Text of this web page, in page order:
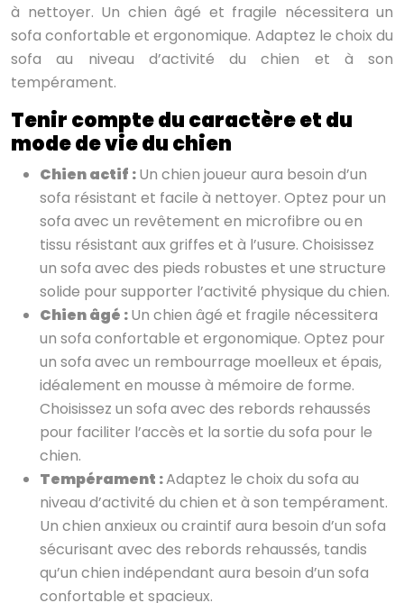
à nettoyer. Un chien âgé et fragile nécessitera un
sofa confortable et ergonomique. Adaptez le choix du
sofa au niveau d’activité du chien et à son
tempérament.
Tenir compte du caractère et du
mode de vie du chien
Chien actif :Un chien joueur aura besoin d’un
sofa résistant et facile à nettoyer. Optez pour un
sofa avec un revêtement en microfibre ou en
tissu résistant aux griffes et à l’usure. Choisissez
un sofa avec des pieds robustes et une structure
solide pour supporter l’activité physique du chien.
Chien âgé :Un chien âgé et fragile nécessitera
un sofa confortable et ergonomique. Optez pour
un sofa avec un rembourrage moelleux et épais,
idéalement en mousse à mémoire de forme.
Choisissez un sofa avec des rebords rehaussés
pour faciliter l’accès et la sortie du sofa pour le
chien.
Tempérament :Adaptez le choix du sofa au
niveau d’activité du chien et à son tempérament.
Un chien anxieux ou craintif aura besoin d’un sofa
sécurisant avec des rebords rehaussés, tandis
qu’un chien indépendant aura besoin d’un sofa
confortable et spacieux.